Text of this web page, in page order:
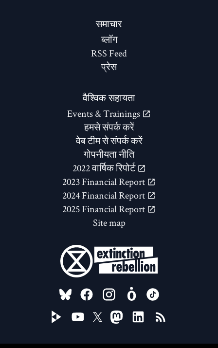
समाचार
ब्लॉग
RSS Feed
प्रेस
वैश्विक सहायता
Events & Trainings
हमसे संपर्क करें
वेब टीम से संपर्क करें
गोपनीयता नीति
2022 वार्षिक रिपोर्ट
2023 Financial Report
2024 Financial Report
2025 Financial Report
Site map
FOLLOW US ON